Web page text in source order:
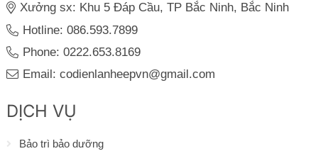
Xưởng sx: Khu 5 Đáp Cầu, TP Bắc Ninh, Bắc Ninh
Hotline: 086.593.7899
Phone: 0222.653.8169
Email: codienlanheepvn@gmail.com
DỊCH VỤ
Bảo trì bảo dưỡng